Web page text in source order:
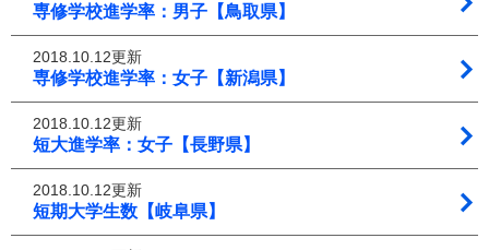
専修学校進学率：男子【鳥取県】
2018.10.12更新
専修学校進学率：女子【新潟県】
2018.10.12更新
短大進学率：女子【長野県】
2018.10.12更新
短期大学生数【岐阜県】